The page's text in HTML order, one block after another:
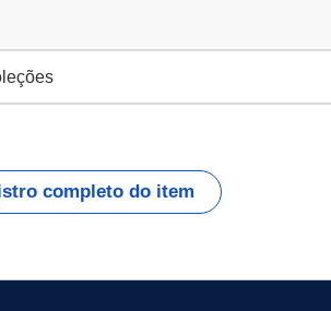
completo do item